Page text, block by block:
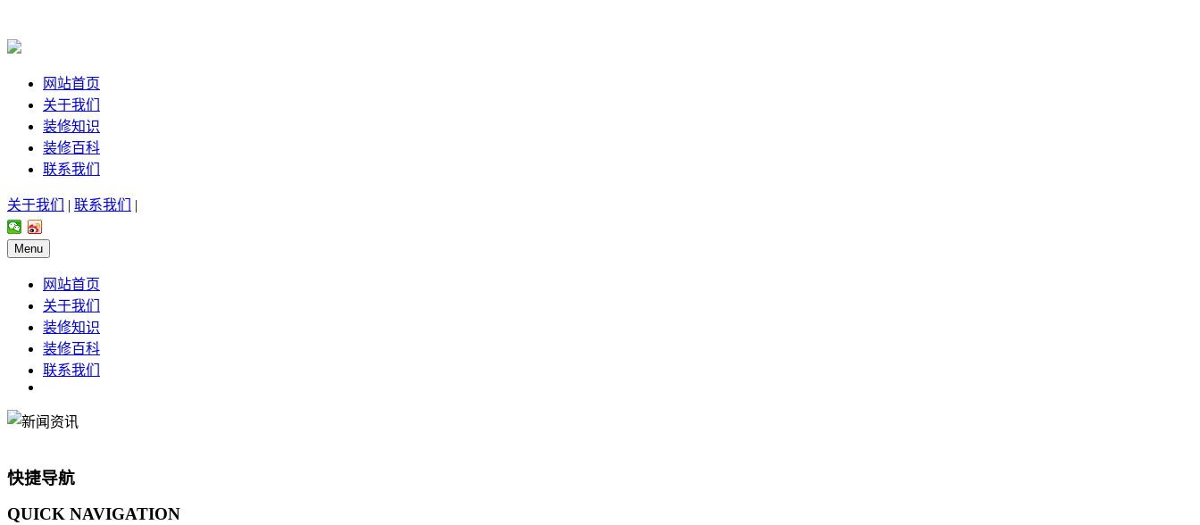
网站首页
关于我们
装修知识
装修百科
联系我们
关于我们 | 联系我们 |
Menu
网站首页
关于我们
装修知识
装修百科
联系我们
快捷导航
QUICK NAVIGATION